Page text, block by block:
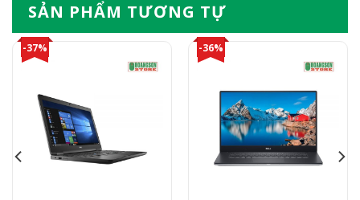
SẢN PHẨM TƯƠNG TỰ
-37% -36%